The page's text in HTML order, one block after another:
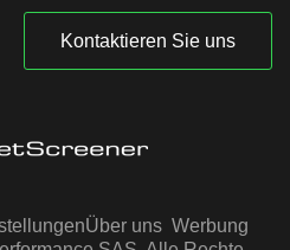
Kontaktieren Sie uns
Über uns Werbung